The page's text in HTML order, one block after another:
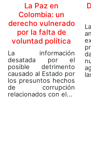
La Paz en
Colombia: un
derecho vulnerado
por la falta de
voluntad política
La información
desatada por el
posible detrimento
causado al Estado por
los presuntos hechos
de corrupción
relacionados con el...